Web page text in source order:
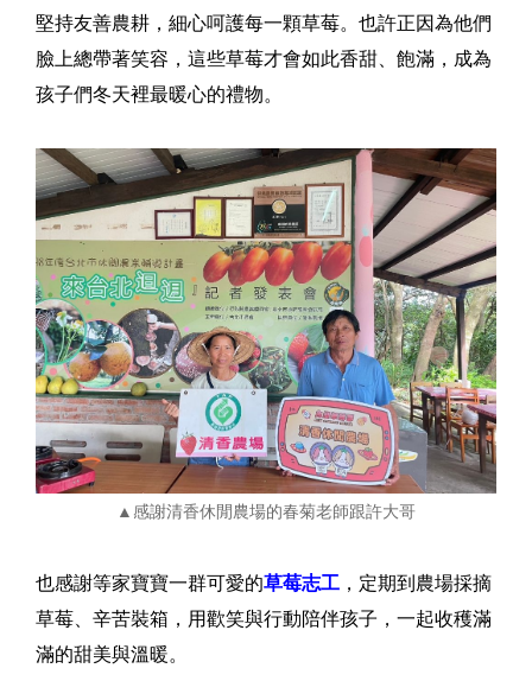
堅持友善農耕，細心呵護每一顆草莓。也許正因為他們
臉上總帶著笑容，這些草莓才會如此香甜、飽滿，成為
孩子們冬天裡最暖心的禮物。
▲感謝清香休閒農場的春菊老師跟許大哥
也感謝等家寶寶一群可愛的草莓志工 ，定期到農場採摘
草莓、辛苦裝箱，用歡笑與行動陪伴孩子，一起收穫滿
滿的甜美與溫暖。